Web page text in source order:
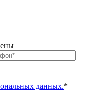
данных.*